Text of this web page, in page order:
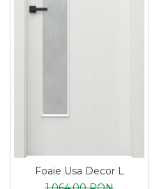
Foaie Usa Decor L